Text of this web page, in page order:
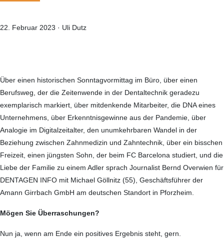
22. Februar 2023 · Uli Dutz
Über einen historischen Sonntagvormittag im Büro, über einen
Berufsweg, der die Zeitenwende in der Dentaltechnik geradezu
exemplarisch markiert, über mitdenkende Mitarbeiter, die DNA eines
Unternehmens, über Erkenntnisgewinne aus der Pandemie, über
Analogie im Digitalzeitalter, den unumkehrbaren Wandel in der
Beziehung zwischen Zahnmedizin und Zahntechnik, über ein bisschen
Freizeit, einen jüngsten Sohn, der beim FC Barcelona studiert, und die
Liebe der Familie zu einem Adler sprach Journalist Bernd Overwien für
DENTAGEN INFO mit Michael Göllnitz (55), Geschäftsführer der
Amann Girrbach GmbH am deutschen Standort in Pforzheim.
Mögen Sie Überraschungen?
Nun ja, wenn am Ende ein positives Ergebnis steht, gern.